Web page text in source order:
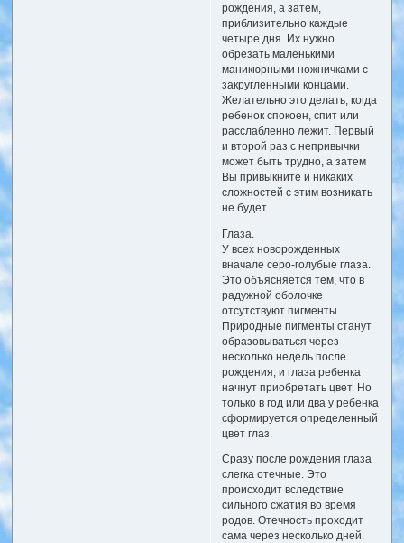
рождения, а затем,
приблизительно каждые
четыре дня. Их нужно
обрезать маленькими
маникюрными ножничками с
закругленными концами.
Желательно это делать, когда
ребенок спокоен, спит или
расслабленно лежит. Первый
и второй раз с непривычки
может быть трудно, а затем
Вы привыкните и никаких
сложностей с этим возникать
не будет.
Глаза.
У всех новорожденных
вначале серо-голубые глаза.
Это объясняется тем, что в
радужной оболочке
отсутствуют пигменты.
Природные пигменты станут
образовываться через
несколько недель после
рождения, и глаза ребенка
начнут приобретать цвет. Но
только в год или два у ребенка
сформируется определенный
цвет глаз.
Сразу после рождения глаза
слегка отечные. Это
происходит вследствие
сильного сжатия во время
родов. Отечность проходит
сама через несколько дней.